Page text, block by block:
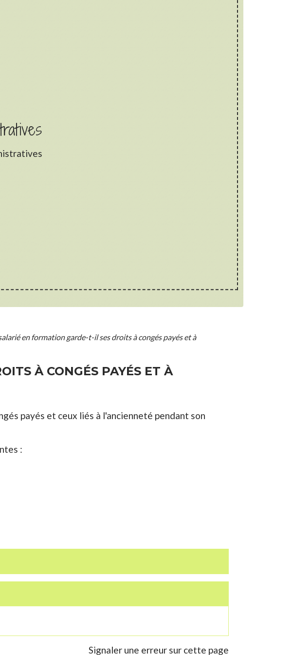
en formation garde-t-il ses droits à congés payés et à
À CONGÉS PAYÉS ET À
payés et ceux liés à l'ancienneté pendant son
:
Signaler une erreur sur cette page